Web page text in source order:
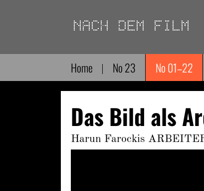
Home No 23 No 01–22
Das Bild als
Harun Farockis